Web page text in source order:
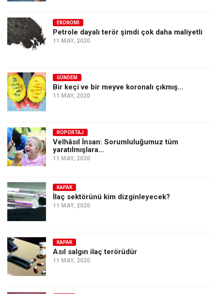
EKONOMI
Petrole dayalı terör şimdi çok daha maliyetli
11 MAY, 2020
GÜNDEM
Bir keçi ve bir meyve koronalı çıkmış…
11 MAY, 2020
RÖPORTAJ
Velhâsıl İnsan: Sorumluluğumuz tüm
yaratılmışlara…
11 MAY, 2020
KAPAK
İlaç sektörünü kim dizginleyecek?
11 MAY, 2020
KAPAK
Asıl salgın ilaç terörüdür
11 MAY, 2020